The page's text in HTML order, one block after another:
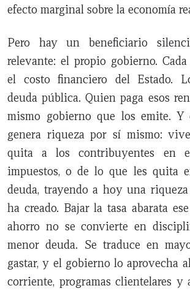
efecto marginal sobre la economía
Pero hay un beneficiario
relevante: el propio gobierno.
el costo financiero del Estado.
deuda pública. Quien paga esos
mismo gobierno que los emite. Y
genera riqueza por sí mismo:
quita a los contribuyentes en
impuestos, o de lo que les quita
deuda, trayendo a hoy una
ha creado. Bajar la tasa abarata
ahorro no se convierte en
menor deuda. Se traduce en
gastar, y el gobierno lo aprovecha
corriente, programas clientelares y